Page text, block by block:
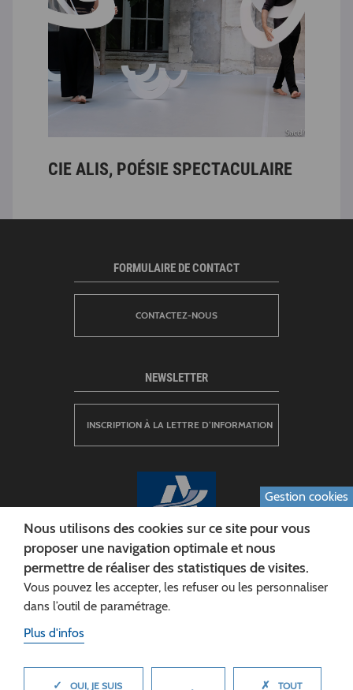
CIE ALIS, POÉSIE SPECTACULAIRE
CONSEIL DÉPARTEMENTAL DE L'AISNE
Siège :
FORMULAIRE DE CONTACT
CONTACTEZ-NOUS
NEWSLETTER
INSCRIPTION À LA LETTRE D’INFORMATION
Gestion cookies
Nous utilisons des cookies sur ce site pour vous
proposer une navigation optimale et nous
permettre de réaliser des statistiques de visites.
Vous pouvez les accepter, les refuser ou les personnaliser
dans l’outil de paramétrage.
Plus d'infos
✓ OUI, JE SUIS ✗ TOUT
MASQUER